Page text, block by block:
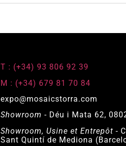
T : (+34) 93 806 92 39
M : (+34) 679 81 70 84
expo@mosaicstorra.com
Showroom - Déu i Mata 62,
Showroom, Usine et Entrepôt -
Sant Quintí de Mediona